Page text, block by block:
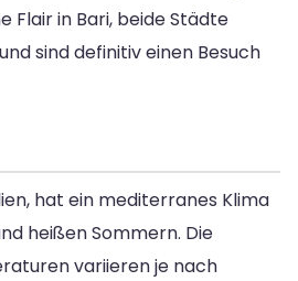
Flair in Bari, beide Städte
sind definitiv einen Besuch
hat ein mediterranes Klima
heißen Sommern. Die
variieren je nach